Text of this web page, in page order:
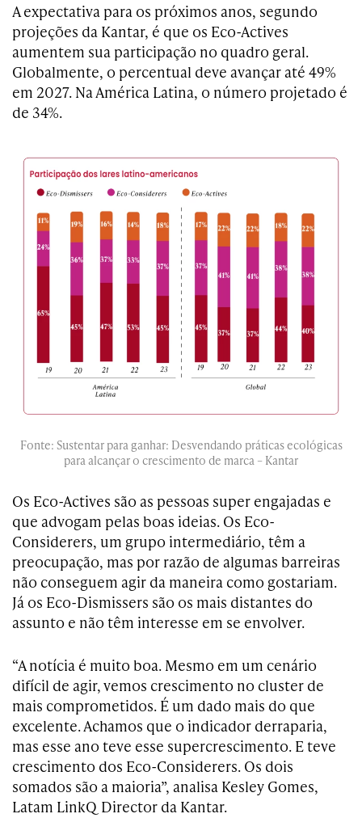
A expectativa para os próximos anos, segundo
projeções da Kantar, é que os Eco-Actives
aumentem sua participação no quadro geral.
Globalmente, o percentual deve avançar até 49%
em 2027. Na América Latina, o número projetado é
de 34%.
Fonte: Sustentar para ganhar: Desvendando práticas ecológicas
para alcançar o crescimento de marca – Kantar
Os Eco-Actives são as pessoas super engajadas e
que advogam pelas boas ideias. Os Eco-
Considerers, um grupo intermediário, têm a
preocupação, mas por razão de algumas barreiras
não conseguem agir da maneira como gostariam.
Já os Eco-Dismissers são os mais distantes do
assunto e não têm interesse em se envolver.
“A notícia é muito boa. Mesmo em um cenário
difícil de agir, vemos crescimento no cluster de
mais comprometidos. É um dado mais do que
excelente. Achamos que o indicador derraparia,
mas esse ano teve esse supercrescimento. E teve
crescimento dos Eco-Considerers. Os dois
somados são a maioria”, analisa Kesley Gomes,
Latam LinkQ Director da Kantar.